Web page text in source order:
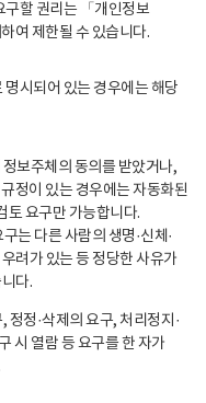
구할 권리는 「개인정보
여 제한될 수 있습니다.
시되어 있는 경우에는 해당
보주체의 동의를 받았거나,
정이 있는 경우에는 자동화된
토 요구만 가능합니다.
는 다른 사람의 생명·신체·
려가 있는 등 정당한 사유가
다.
정정·삭제의 요구, 처리정지·
시 열람 등 요구를 한 자가